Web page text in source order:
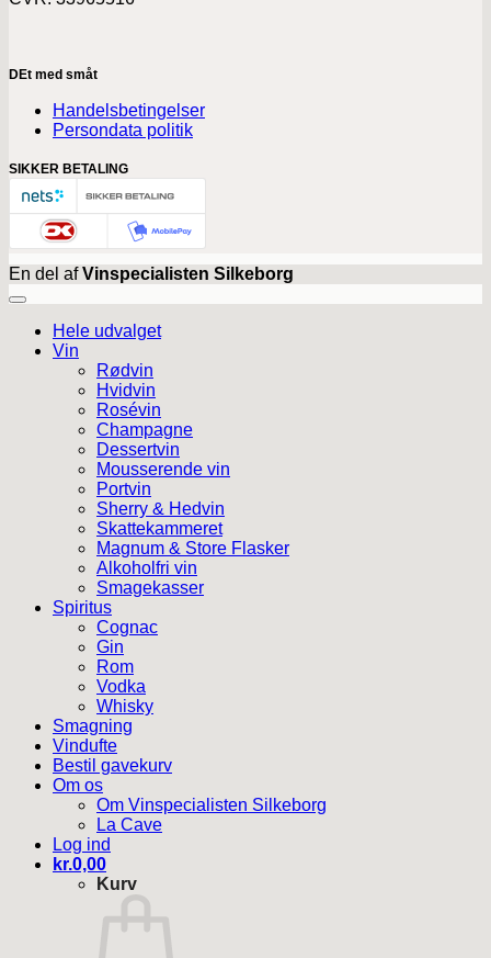
DEt med småt
Handelsbetingelser
Persondata politik
SIKKER BETALING
En del afVinspecialisten Silkeborg
Hele udvalget
Vin
Rødvin
Hvidvin
Rosévin
Champagne
Dessertvin
Mousserende vin
Portvin
Sherry & Hedvin
Skattekammeret
Magnum & Store Flasker
Alkoholfri vin
Smagekasser
Spiritus
Cognac
Gin
Rom
Vodka
Whisky
Smagning
Vindufte
Bestil gavekurv
Om os
Om Vinspecialisten Silkeborg
La Cave
Log ind
kr.0,00
Kurv